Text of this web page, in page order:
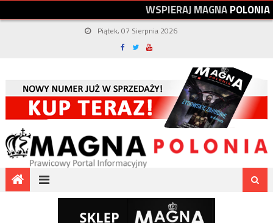
WSPIERAJMAGNAPOLONIA
Piątek, 07 Sierpnia 2026